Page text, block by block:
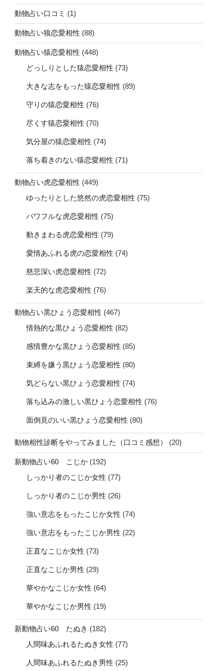
動物占い口コミ (1)
動物占い狼恋愛相性 (88)
動物占い猿恋愛相性 (448)
どっしりとした猿恋愛相性 (73)
大きな志をもった猿恋愛相性 (89)
守りの猿恋愛相性 (76)
尽くす猿恋愛相性 (70)
気分屋の猿恋愛相性 (74)
落ち着きのない猿恋愛相性 (71)
動物占い虎恋愛相性 (449)
ゆったりとした悠然の虎恋愛相性 (75)
パワフルな虎恋愛相性 (75)
動きまわる虎恋愛相性 (79)
愛情あふれる虎の恋愛相性 (74)
慈悲深い虎恋愛相性 (72)
楽天的な虎恋愛相性 (76)
動物占い黒ひょう恋愛相性 (467)
情熱的な黒ひょう恋愛相性 (82)
感情豊かな黒ひょう恋愛相性 (85)
束縛を嫌う黒ひょう恋愛相性 (80)
気どらない黒ひょう恋愛相性 (74)
落ち込みの激しい黒ひょう恋愛相性 (76)
面倒見のいい黒ひょう恋愛相性 (80)
動物相性診断をやってみました（口コミ感想） (20)
新動物占い60 こじか (192)
しっかり者のこじか女性 (77)
しっかり者のこじか男性 (26)
強い意志をもったこじか女性 (74)
強い意志をもったこじか男性 (22)
正直なこじか女性 (73)
正直なこじか男性 (29)
華やかなこじか女性 (64)
華やかなこじか男性 (19)
新動物占い60 たぬき (182)
人間味あふれるたぬき女性 (77)
人間味あふれるたぬき男性 (25)